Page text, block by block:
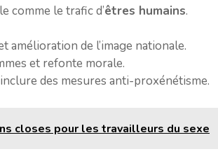
comme le trafic d’êtres humains.
amélioration de l’image nationale.
et refonte morale.
des mesures anti-proxénétisme.
closes pour les travailleurs du sexe